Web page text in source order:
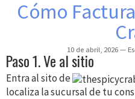
Cómo
10 de abril, 2026
Paso 1. Ve al sitio
Entra al sito de
localiza la sucursal de tu